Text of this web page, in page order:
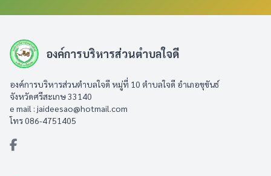
องค์การบริหารส่วนตำบลใจดี
องค์การบริหารส่วนตำบลใจดี หมู่ที่ 10 ตำบลใจดี อำเภอขุขันธ์
จังหวัดศรีสะเกษ 33140
e mail : jaideesao@hotmail.com
โทร 086-4751405